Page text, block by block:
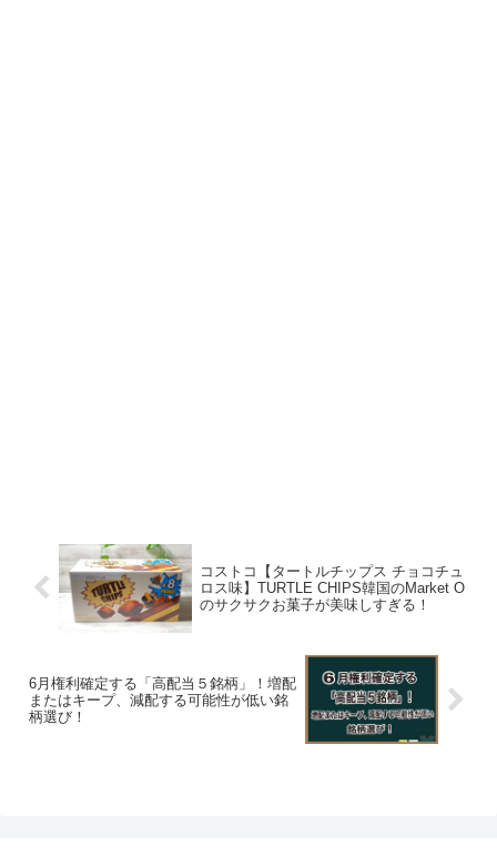
コストコ【タートルチップス チョコチュ
ロス味】TURTLE CHIPS韓国のMarket O
のサクサクお菓子が美味しすぎる！
6月権利確定する「高配当５銘柄」！増配
またはキープ、減配する可能性が低い銘
柄選び！